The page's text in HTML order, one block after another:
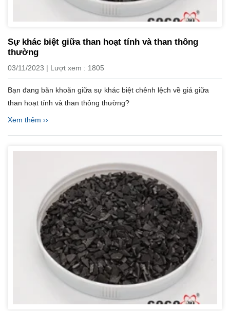
Sự khác biệt giữa than hoạt tính và than thông
thường
03/11/2023 | Lượt xem : 1805
Bạn đang băn khoăn giữa sự khác biệt chênh lệch về giá giữa
than hoạt tính và than thông thường?
Xem thêm ››